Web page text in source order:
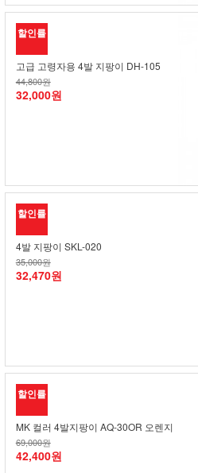
할인률
고급 고령자용 4발 지팡이 DH-105
44,800원
32,000원
할인률
4발 지팡이 SKL-020
35,000원
32,470원
할인률
MK 컬러 4발지팡이 AQ-30OR 오렌지
69,000원
42,400원